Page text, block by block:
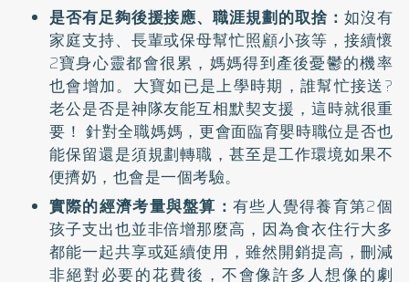
是否有足夠後援接應、職涯規劃的取捨： 如沒有
家庭支持、長輩或保母幫忙照顧小孩等，接續懷
2寶身心靈都會很累，媽媽得到產後憂鬱的機率
也會增加。大寶如已是上學時期，誰幫忙接送?
老公是否是神隊友能互相默契支援，這時就很重
要！ 針對全職媽媽，更會面臨育嬰時職位是否也
能保留還是須規劃轉職，甚至是工作環境如果不
便擠奶，也會是一個考驗。
實際的經濟考量與盤算：有些人覺得養育第2個
孩子支出也並非倍增那麼高，因為食衣住行大多
都能一起共享或延續使用，雖然開銷提高，刪減
非絕對必要的花費後，不會像許多人想像的劇